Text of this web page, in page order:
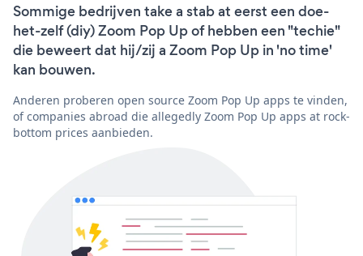
Sommige bedrijven take a stab at eerst een doe-
het-zelf (diy) Zoom Pop Up of hebben een "techie"
die beweert dat hij/zij a Zoom Pop Up in 'no time'
kan bouwen.
Anderen proberen open source Zoom Pop Up apps te vinden,
of companies abroad die allegedly Zoom Pop Up apps at rock-
bottom prices aanbieden.